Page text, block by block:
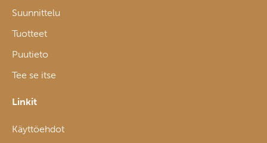
Suunnittelu
Tuotteet
Puutieto
Tee se itse
Linkit
Käyttöehdot